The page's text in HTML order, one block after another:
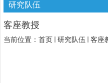
研究队伍
客座教授
当前位置： 首页 研究队伍 客座